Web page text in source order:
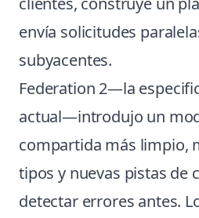
envía solicitudes
subyacentes.
Federation 2—la
actual—introdujo un
compartida más limpio,
tipos y nuevas pistas de
detectar errores antes.